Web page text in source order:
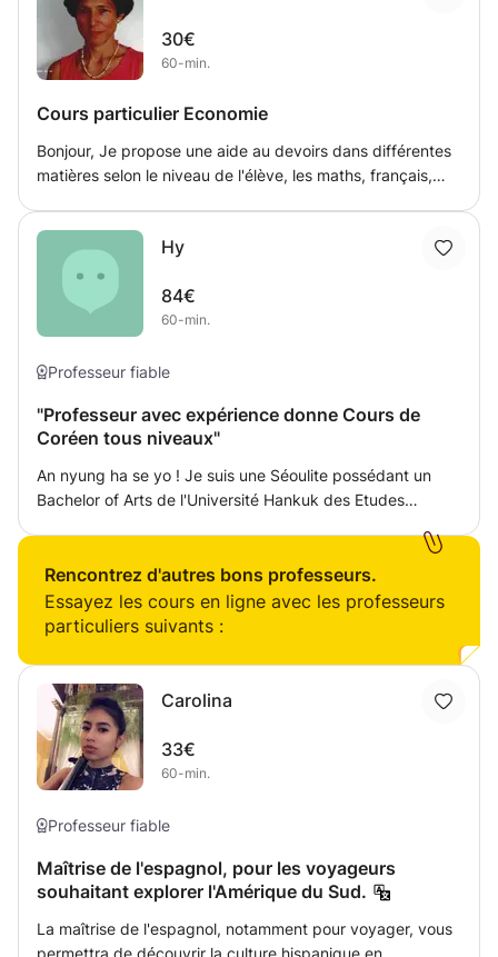
30€
60-min.
Cours particulier Economie
Bonjour, Je propose une aide au devoirs dans différentes
matières selon le niveau de l'élève, les maths, français,
Hy
84€
60-min.
Professeur fiable
"Professeur avec expérience donne Cours de
Coréen tous niveaux"
An nyung ha se yo ! Je suis une Séoulite possédant un
Bachelor of Arts de l'Université Hankuk des Etudes
français-anglais. J'ai déjà de nombreuses expériences
d'enseignement privé de cours de coréen et d'anglais.
J'exerce une activité professionnelle dans la traduction et
langue en fonction des attentes de l'élève + découverte
de la culture et de la civilisation coréenne.
Rencontrez d'autres bons professeurs.
Essayez les cours en ligne avec les professeurs
particuliers suivants :
Carolina
33€
60-min.
Professeur fiable
Maîtrise de l'espagnol, pour les voyageurs
souhaitant explorer l'Amérique du Sud.
La maîtrise de l'espagnol, notamment pour voyager, vous
permettra de découvrir la culture hispanique en